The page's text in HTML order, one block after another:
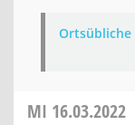
Ortsübliche
MI 16.03.2022